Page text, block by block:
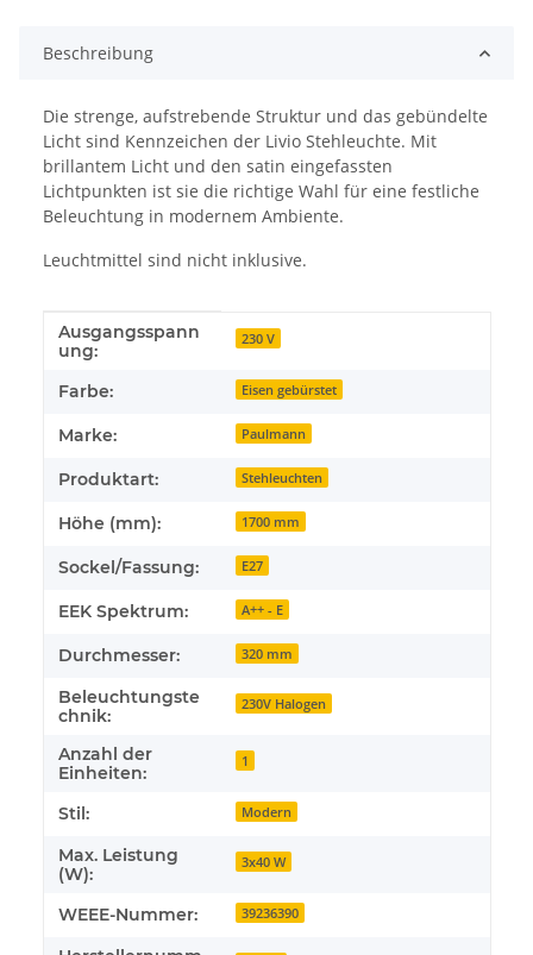
Beschreibung
Die strenge, aufstrebende Struktur und das gebündelte
Licht sind Kennzeichen der Livio Stehleuchte. Mit
brillantem Licht und den satin eingefassten
Lichtpunkten ist sie die richtige Wahl für eine festliche
Beleuchtung in modernem Ambiente.
Leuchtmittel sind nicht inklusive.
Produkteigenschaft
Wert
Ausgangsspann
ung:
230 V
Farbe: Eisen gebürstet
Marke: Paulmann
Produktart: Stehleuchten
Höhe (mm): 1700 mm
Sockel/Fassung: E27
EEK Spektrum: A++ - E
Durchmesser: 320 mm
Beleuchtungste
chnik:
230V Halogen
Anzahl der
Einheiten:
1
Stil: Modern
Max. Leistung
(W):
3x40 W
WEEE-Nummer: 39236390